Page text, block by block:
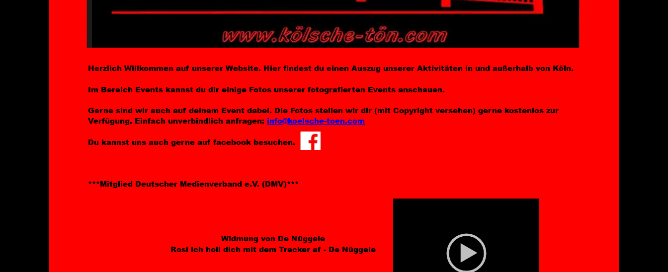
Herzlich Willkommen auf unserer Website. Hier findest du einen Auszug unserer Aktivitäten in und außerhalb von Köln.
Im Bereich Events kannst du dir einige Fotos unserer fotografierten Events anschauen.
Gerne sind wir auch auf deinem Event dabei. Die Fotos stellen wir dir (mit Copyright versehen) gerne kostenlos zur
Verfügung. Einfach unverbindlich anfragen: info@koelsche-toen.com
Du kannst uns auch gerne auf facebook besuchen.
***Mitglied Deutscher Medienverband e.V. (DMV)***
Widmung von De Nüggele
Rosi ich holl dich mit dem Trecker af - De Nüggele